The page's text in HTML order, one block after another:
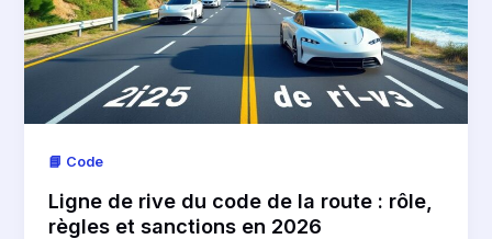
📘 Code
Ligne de rive du code de la route : rôle,
règles et sanctions en 2026